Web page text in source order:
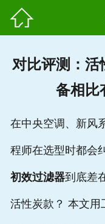

对比评测：活
备相比
在中央空调、新风
程师在选型时都会
初效过滤器到底差
活性炭款？ 本文用